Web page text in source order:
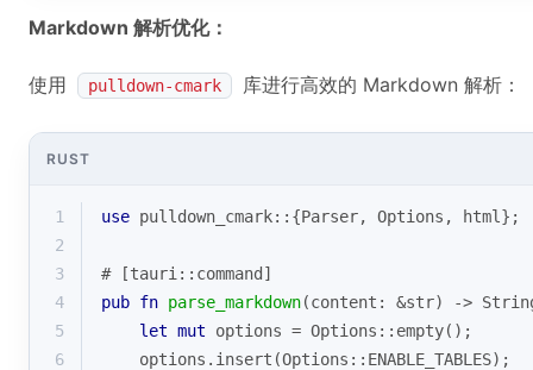
Markdown 解析优化：
使用 pulldown-cmark 库进行高效的 Markdown 解析：
RUST
1 use pulldown_cmark::{Parser, Options, html};
2
3
# [tauri::command]
4
pub fn parse_markdown(content: &str) ->
5
let mut options = Options::empty();
6
    options.insert(Options::ENABLE_TABLES);